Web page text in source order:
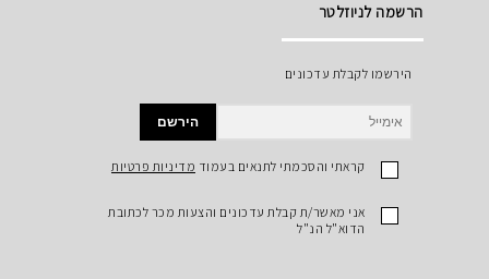
הרשמה לניוזלטר
הירשמו לקבלת עדכונים
הירשם
קראתי והסכמתי לתנאים בעמוד מדיניות פרטיות
אני מאשר/ת קבלת עדכונים והצעות מכר לכתובת
הדוא"ל הנ"ל